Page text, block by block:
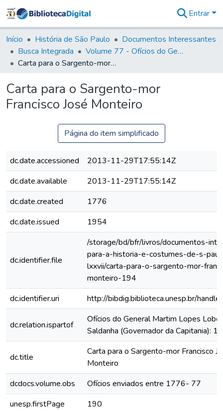
&
Coleções
Tudo na
Biblioteca
Estatísticas
Entrar
Início História de São Paulo
Documentos Interessantes
Busca Integrada
Volume 77 - Ofícios do General Martim Lopes Lobo de Saldanha (Governador da Capitania): 1776-1777
Carta para o Sargento-mor Francisco José Monteiro
Carta para o Sargento-mor
Francisco José Monteiro
Página do item simplificado
dc.date.accessioned
2013-11-29T17:55:14Z
dc.date.available
2013-11-29T17:55:14Z
dc.date.created
1776
dc.date.issued
1954
dc.identifier.file
/storage/bd/bfr/livros/documentos-
para-a-historia-e-costumes-de-s-
lxxvii/carta-para-o-sargento-mor-
monteiro-194
dc.identifier.uri
http://bibdig.biblioteca.unesp.br/
dc.relation.ispartof
Ofícios do General Martim Lopes Lobo
Saldanha (Governador da Capitania):
dc.title
Carta para o Sargento-mor Francisco
Monteiro
dcdocs.volume.obs
Ofícios enviados entre 1776- 77
unesp.firstPage
190